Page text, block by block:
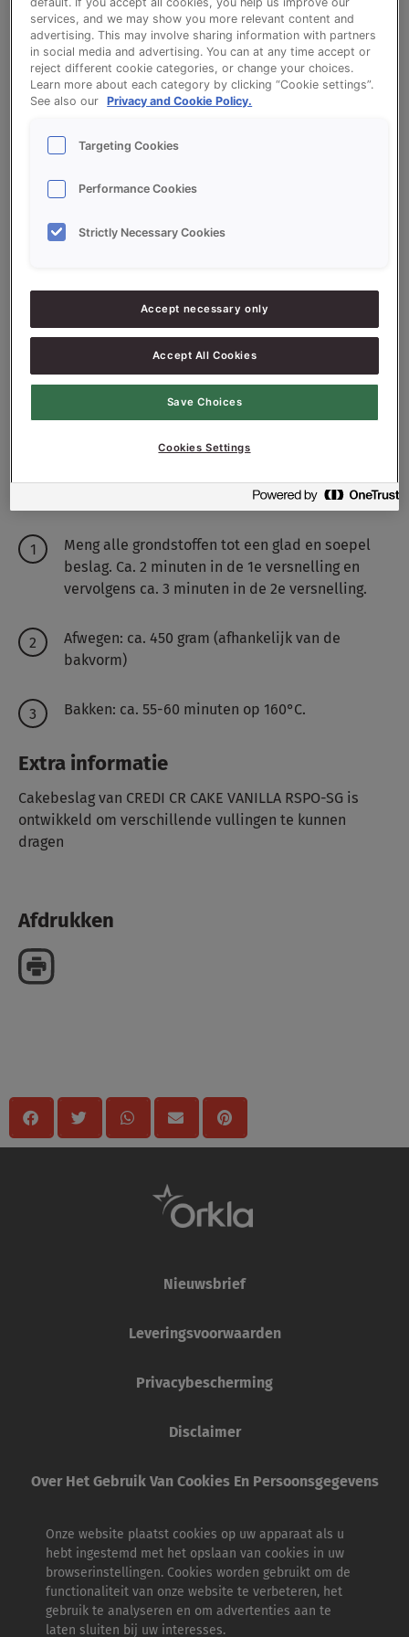
Vanille cake
Bekijk het recept voor Vanille cake
Ingrediëntenlijst
Ingrediënten
g - 35% Eieren
Olie
2250 g - 22.5% Water ca.
Recept werkwijze
Meng alle grondstoffen tot een glad en soepel
beslag. Ca. 2 minuten in de 1e versnelling en
vervolgens ca. 3 minuten in de 2e versnelling.
Afwegen: ca. 450 gram (afhankelijk van de
bakvorm)
Bakken: ca. 55-60 minuten op 160°C.
Extra informatie
Cakebeslag van CREDI CR CAKE VANILLA RSPO-SG is
ontwikkeld om verschillende vullingen te kunnen
dragen
Afdrukken
Nieuwsbrief
Leveringsvoorwaarden
Privacybescherming
Disclaimer
Over Het Gebruik Van Cookies En Persoonsgegevens
Onze website plaatst cookies op uw apparaat als u
hebt ingestemd met het opslaan van cookies in uw
browserinstellingen. Cookies worden gebruikt om de
functionaliteit van onze website te verbeteren, het
gebruik te analyseren en om advertenties aan te
laten sluiten bij uw interesses.
services, and we may show you more relevant content and
advertising. This may involve sharing information with partners
in social media and advertising. You can at any time accept or
reject different cookie categories, or change your choices.
Learn more about each category by clicking “Cookie settings”.
See also our
Privacy and Cookie Policy.
Targeting Cookies
Performance Cookies
Strictly Necessary Cookies
Accept necessary only
Accept All Cookies
Save Choices
Cookies Settings